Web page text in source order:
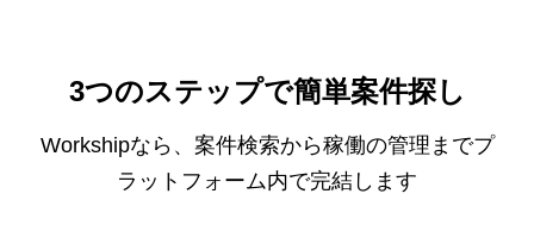
3つのステップで簡単案件探し
Workshipなら、案件検索から稼働の管理までプ
ラットフォーム内で完結します